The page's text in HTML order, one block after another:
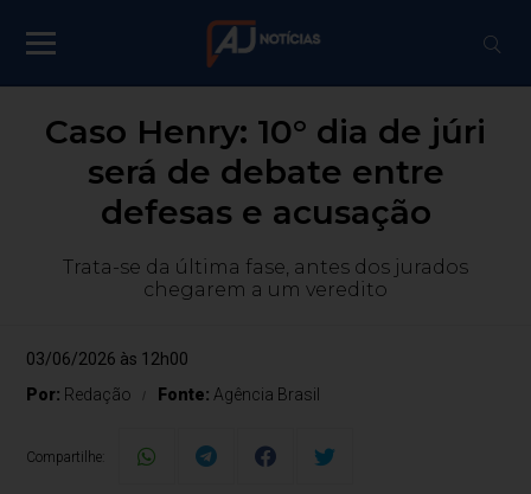
Caso Henry: 10° dia de júri
será de debate entre
defesas e acusação
Trata-se da última fase, antes dos jurados
chegarem a um veredito
03/06/2026 às 12h00
Por: Redação Fonte: Agência Brasil
Compartilhe: